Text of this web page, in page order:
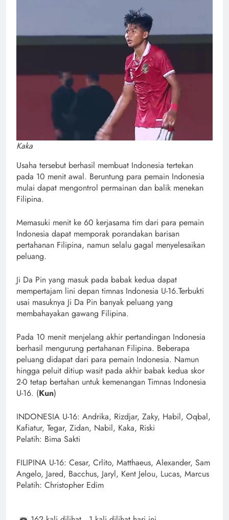
Kaka
Usaha tersebut berhasil membuat Indonesia tertekan
pada 10 menit awal. Beruntung para pemain Indonesia
mulai dapat mengontrol permainan dan balik menekan
Filipina.
Memasuki menit ke 60 kerjasama tim dari para pemain
Indonesia dapat memporak porandakan barisan
pertahanan Filipina, namun selalu gagal menyelesaikan
peluang.
Ji Da Pin yang masuk pada babak kedua dapat
mempertajam lini depan timnas Indonesia U-16.Terbukti
usai masuknya Ji Da Pin banyak peluang yang
membahayakan gawang Filipina.
Pada 10 menit menjelang akhir pertandingan Indonesia
berhasil mengurung pertahanan Filipina. Beberapa
peluang didapat dari para pemain Indonesia. Namun
hingga peluit ditiup wasit pada akhir babak kedua skor
2-0 tetap bertahan untuk kemenangan Timnas Indonesia
U-16. (Kun)
INDONESIA U-16: Andrika, Rizdjar, Zaky, Habil, Oqbal,
Kafiatur, Tegar, Zidan, Nabil, Kaka, Riski
Pelatih: Bima Sakti
FILIPINA U-16: Cesar, Crlito, Matthaeus, Alexander, Sam
Angelo, Jared, Bacchus, Jaryl, Kent Jelou, Lucas, Marcus
Pelatih: Christopher Edim